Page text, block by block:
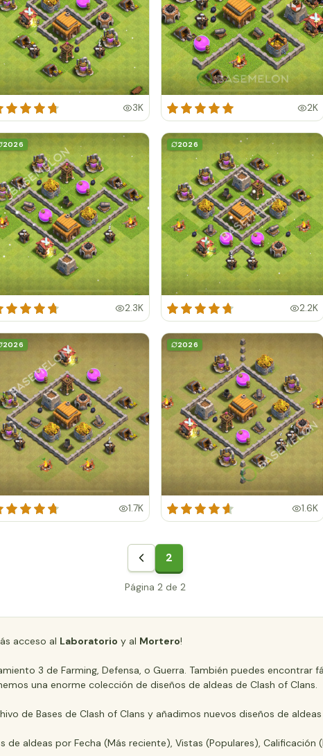
3K 2K
2026
2.3K
2026
2.2K
2026
1.7K
2026
1.6K
2
Página 2 de 2
acceso al Laboratorio y al Mortero!
3 de Farming, Defensa, o Guerra. También puedes encontrar
una enorme colección de diseños de aldeas de Clash of Clans.
de Bases de Clash of Clans y añadimos nuevos diseños de
de aldeas por Fecha (Más reciente), Vistas (Populares), Calificación